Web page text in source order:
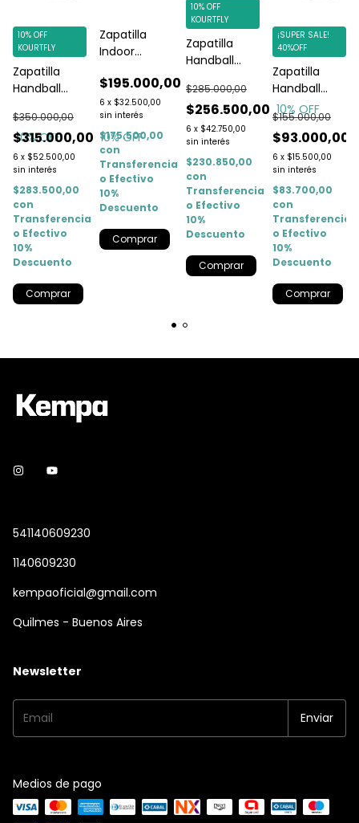
10% OFF
Zapatilla
Handball
Kempa
Kourtfly
Blanco/Fluo
$315.000,00
$350.000,00
10% OFF
6 x $52.500,00
sin interés
10% OFF
KOURTFLY
$283.500,00
con
Transferencia
o Efectivo
10%
Descuento
Comprar
Zapatilla
Indoor
2.0 Mujer
Blanca Y Gris
$195.000,00
6 x $32.500,00
sin interés
$175.500,00
con
Transferencia
o Efectivo
10%
Descuento
Comprar
Zapatilla
Handball
Kempa
Kourtfly Azul
$256.500,00
$285.000,00
10% OFF
6 x $42.750,00
sin interés
10% OFF
KOURTFLY
$230.850,00
con
Transferencia
o Efectivo
10%
Descuento
Comprar
Zapatilla
Handball
Niños Kempa
Kourtfly Fluo
$93.000,00
$155.000,00
6 x $15.500,00
sin interés
¡SUPER SALE!
40%OFF
$83.700,00
con
Transferencia
o Efectivo
10%
Descuento
Comprar
541140609230
1140609230
kempaoficial@gmail.com
Quilmes - Buenos Aires
Newsletter
Medios de pago